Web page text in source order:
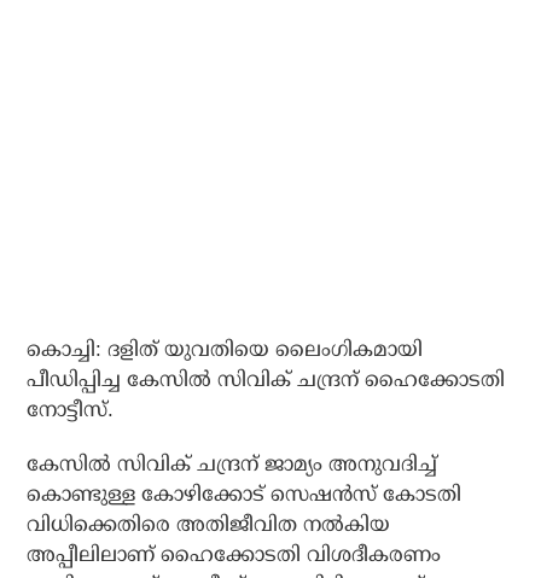
കൊച്ചി: ദളിത് യുവതിയെ ലൈംഗികമായി
പീഡിപ്പിച്ച കേസില്‍ സിവിക് ചന്ദ്രന് ഹൈക്കോടതി
നോട്ടീസ്.
കേസില്‍ സിവിക് ചന്ദ്രന് ജാമ്യം അനുവദിച്ച്
കൊണ്ടുള്ള കോഴിക്കോട് സെഷന്‍സ് കോടതി
വിധിക്കെതിരെ അതിജീവിത നല്‍കിയ
അപ്പീലിലാണ് ഹൈക്കോടതി വിശദീകരണം